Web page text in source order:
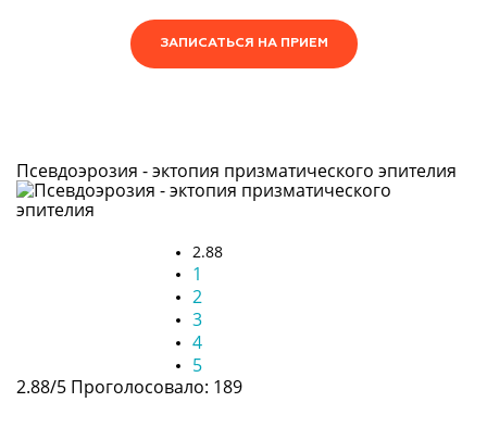
ЗАПИСАТЬСЯ НА ПРИЕМ
Псевдоэрозия - эктопия призматического эпителия
2.88
1
2
3
4
5
2.88/5 Проголосовало: 189